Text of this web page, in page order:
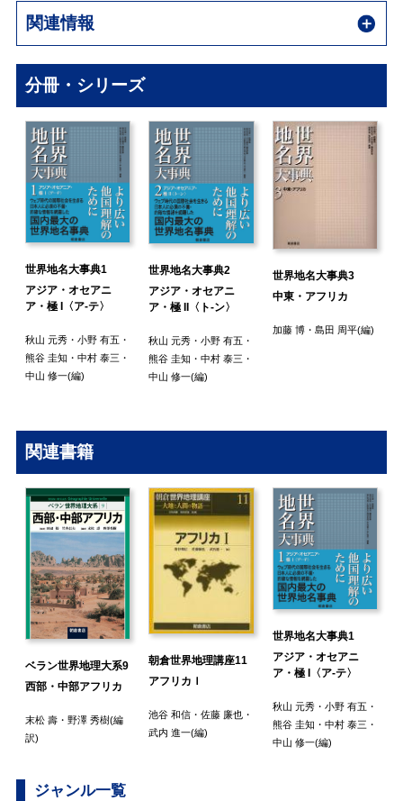
関連情報
分冊・シリーズ
世界地名大事典1
アジア・オセアニ
ア・極 I〈ア-テ〉
秋山 元秀・ 小野 有五 ・
熊谷 圭知 ・ 中村 泰三 ・
中山 修一(編)
世界地名大事典2
アジア・オセアニ
ア・極 II〈ト-ン〉
秋山 元秀 ・小野 有五 ・
熊谷 圭知 ・中村 泰三 ・
中山 修一(編)
世界地名大事典3
中東・アフリカ
加藤 博・ 島田 周平(編)
関連書籍
ベラン世界地理大系9
西部・中部アフリカ
末松 壽・ 野澤 秀樹(編
訳)
朝倉世界地理講座11
アフリカＩ
池谷 和信 ・佐藤 廉也 ・
武内 進一(編)
世界地名大事典1
アジア・オセアニ
ア・極 I〈ア-テ〉
秋山 元秀・ 小野 有五 ・
熊谷 圭知 ・ 中村 泰三 ・
中山 修一(編)
ジャンル一覧